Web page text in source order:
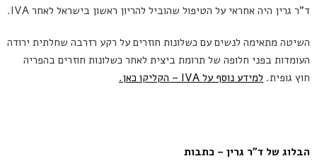
ד"ר גרין היה אחראי על הטיפול שהוביל להריון ראשון בישראל לאחר IVA.
השיטה מתאימה לנשים עם כשלונות חוזרים על רקע רזרבה שחלתית ירודה
העומדות בפני חלופה של תרומת ביצית לאחר כשלונות חוזרים בהפריה
חוץ גופית. למידע נוסף על IVA – הקליקו כאן.
הבלוג של ד"ר גרין – כתבות